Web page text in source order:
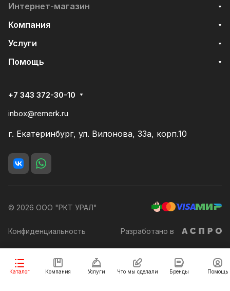
Заказать
Каталог Компания Услуги Что мы сделали Бренды Помощь
Интернет-магазин
Компания
Услуги
Помощь
+7 343 372-30-10
inbox@remerk.ru
г. Екатеринбург, ул. Вилонова, 33а, корп.10
© 2026 ООО "РКТ УРАЛ"
Конфиденциальность Разработано в